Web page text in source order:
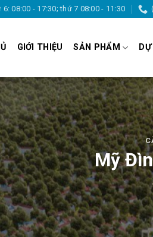
08:00 - 17:30; thứ 7 08:00 - 11:30
GIỚI THIỆU SẢN PHẨM DỰ
Mỹ